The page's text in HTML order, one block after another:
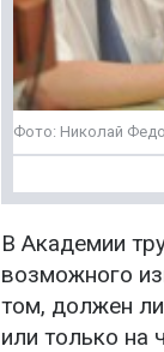
Фото: Николай
В Академии
возможного
том, должен ли
или только на